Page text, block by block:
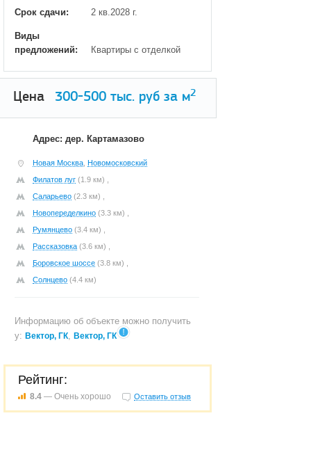
Срок сдачи: 2 кв.2028 г.
Виды
предложений:
Квартиры с отделкой
Цена 300-500 тыс. руб за м2
Адрес: дер. Картамазово
Новая Москва Новомосковский
Филатов луг (1.9 км) ,
Саларьево (2.3 км) ,
Новопеределкино (3.3 км) ,
Румянцево (3.4 км) ,
Рассказовка (3.6 км) ,
Боровское шоссе (3.8 км) ,
Солнцево (4.4 км)
Информацию об объекте можно получить
у: Вектор, ГК, Вектор, ГК
Рейтинг:
8.4 — Очень хорошо Оставить отзыв